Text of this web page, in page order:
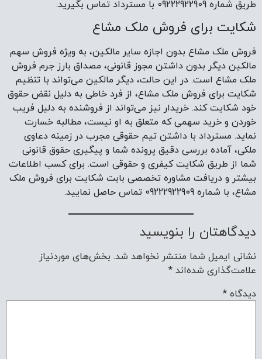
طریق شماره 09222922909 با مسترداد تماس بگیرید.
شکایت برای فروش ملک مشاع
فروش ملک مشاع بدون اجازه سایر مالکین، به ویژه فروش سهم
مالکین دیگر بدون داشتن مجوز قانونی، مصداق بارز جرم فروش
ملک مشاع است. در این حالت، دیگر مالکین می‌تواند با تنظیم
شکایت برای فروش ملک مشاع، از فرد خاطی به دلیل نقض حقوق
خود شکایت کند. خریدار نیز می‌تواند از فروشنده به دلیل فریب
خوردن و خرید سهمی که متعلق به او نیست، مطالبه خسارت
نماید. مسترداد با داشتن تیم حقوقی مجرب در زمینه دعاوی
ملکی، آماده بررسی دقیق پرونده شما و پیگیری حقوق قانونی
شما از طریق شکایت کیفری و حقوقی است. برای کسب اطلاعات
بیشتر و دریافت مشاوره تخصصی بابت شکایت برای فروش ملک
مشاع، با شماره 09222922909 تماس حاصل نمایید.
دیدگاهتان را بنویسید
نشانی ایمیل شما منتشر نخواهد شد. بخش‌های موردنیاز
علامت‌گذاری شده‌اند *
دیدگاه *